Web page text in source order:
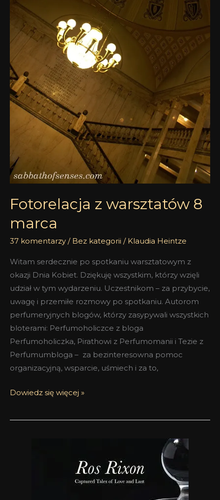
Fotorelacja z warsztatów 8
marca
37 komentarzy / Bez kategorii / Klaudia Heintze
Witam serdecznie po spotkaniu warsztatowym z
okazji Dnia Kobiet. Dziękuję wszystkim, którzy wzięli
udział w tym wydarzeniu. Uczestnikom – za przybycie,
uwagę i przemiłe rozmowy po spotkaniu. Autorom
perfumeryjnych blogów, którzy zasypywali wszystkich
bloterami: Perfumoholiczce z bloga
Perfumoholiczka, Pirathowi z Perfumomanii i Tezie z
Perfumumbloga – za bezinteresowna pomoc
organizacyjną, wsparcie, uśmiech i za to,
Dowiedz się więcej »